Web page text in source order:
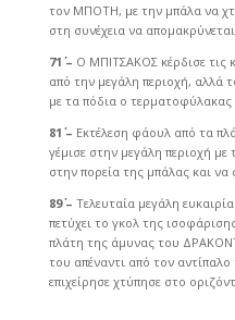
τον ΜΠΟΤΗ, με την μπάλα να
στη συνέχεια να
71΄ – Ο ΜΠΙΤΣΑΚΟΣ κέρδισε τις
από την μεγάλη περιοχή, αλλά
με τα πόδια ο
81΄ – Εκτέλεση φάουλ από τα
γέμισε στην μεγάλη περιοχή
στην πορεία της μπάλας και να
89΄ – Τελευταία μεγάλη
πετύχει το γκολ της
πλάτη της άμυνας του
του απέναντι από τον
επιχείρησε χτύπησε στο